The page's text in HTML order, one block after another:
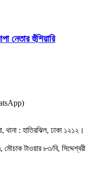
নেতার হুঁশিয়ারি
থানা : হাতিরঝিল, ঢাকা ১২১২।
টাওয়ার ৮৩/বি, সিদ্দেশ্বরী